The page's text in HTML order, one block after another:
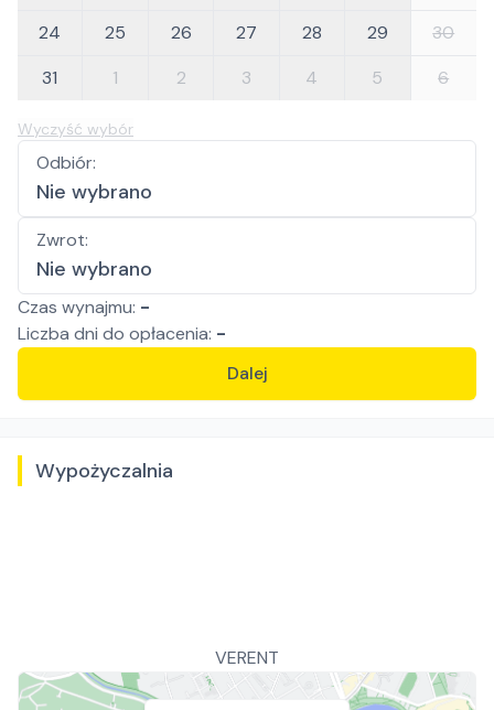
24
25 26 27 28 29
30
31
1 2 3 4 5 6
Wyczyść wybór
Odbiór:
Nie wybrano
Zwrot:
Nie wybrano
Czas wynajmu: -
Liczba dni do opłacenia: -
Dalej
Wypożyczalnia
VERENT